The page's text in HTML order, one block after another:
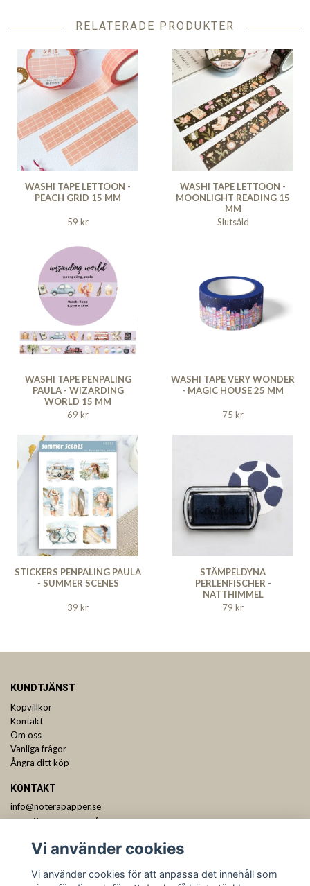
RELATERADE PRODUKTER
WASHI TAPE LETTOON -
PEACH GRID 15 MM
59 kr
WASHI TAPE LETTOON -
MOONLIGHT READING 15
MM
Slutsåld
WASHI TAPE PENPALING
PAULA - WIZARDING
WORLD 15 MM
69 kr
WASHI TAPE VERY WONDER
- MAGIC HOUSE 25 MM
75 kr
STICKERS PENPALING PAULA
- SUMMER SCENES
39 kr
STÄMPELDYNA
PERLENFISCHER -
NATTHIMMEL
79 kr
KUNDTJÄNST
Köpvillkor
Kontakt
Om oss
Vanliga frågor
Ångra ditt köp
KONTAKT
info@noterapapper.se
Vi använder cookies
Vi använder cookies för att anpassa det innehåll som